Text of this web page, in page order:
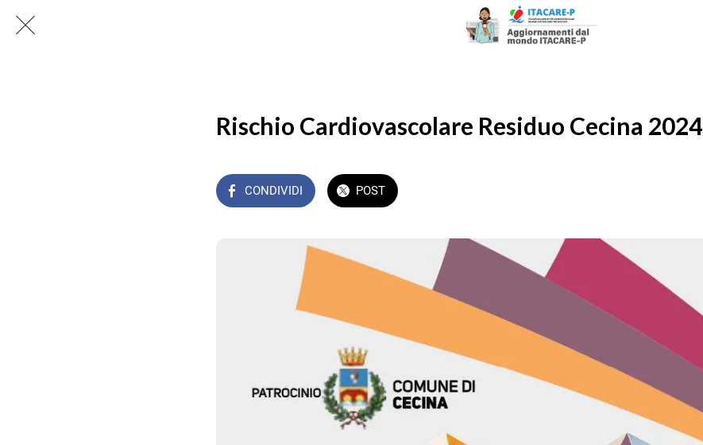
Rischio Cardiovascolare Residuo Cecina 2024
CONDIVIDI POST